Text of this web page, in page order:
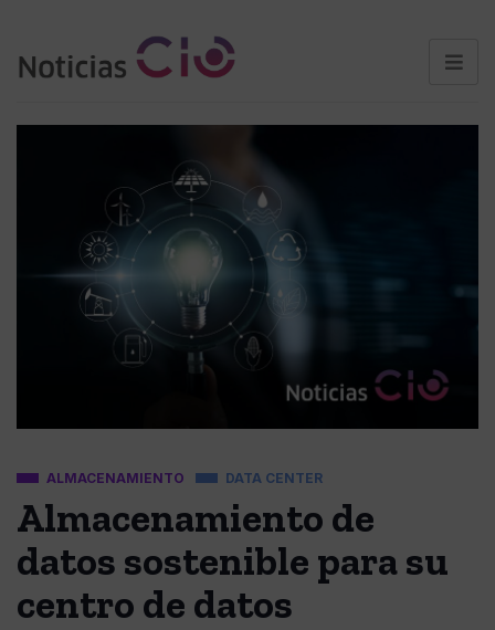
ALMACENAMIENTO DATA CENTER
Almacenamiento de
datos sostenible para su
centro de datos